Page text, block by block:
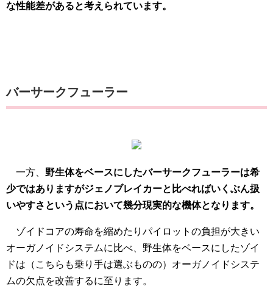
な性能差があると考えられています。
バーサークフューラー
一方、 野生体をベースにしたバーサークフューラーは希
少ではありますがジェノブレイカーと比べればいくぶん扱
いやすさという点において幾分現実的な機体となります。
ゾイドコアの寿命を縮めたりパイロットの負担が大きい
オーガノイドシステムに比べ、野生体をベースにしたゾイ
ドは（こちらも乗り手は選ぶものの）オーガノイドシステ
ムの欠点を改善するに至ります。